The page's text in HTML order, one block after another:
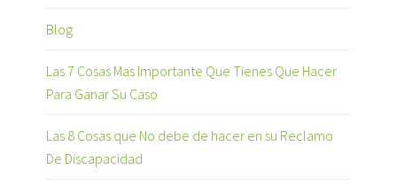
Blog
Las 7 Cosas Mas Importante Que Tienes Que Hacer
Para Ganar Su Caso
Las 8 Cosas que No debe de hacer en su Reclamo
De Discapacidad